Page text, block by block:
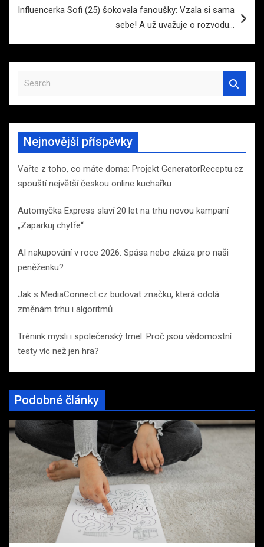
Influencerka Sofi (25) šokovala fanoušky: Vzala si sama
sebe! A už uvažuje o rozvodu…
a
r
h
Nejnovější příspěvky
Vařte z toho, co máte doma: Projekt GeneratorReceptu.cz
spouští největší českou online kuchařku
Automyčka Express slaví 20 let na trhu novou kampaní
„Zaparkuj chytře“
AI nakupování v roce 2026: Spása nebo zkáza pro naši
peněženku?
Jak s MediaConnect.cz budovat značku, která odolá
změnám trhu i algoritmů
Trénink mysli i společenský tmel: Proč jsou vědomostní
testy víc než jen hra?
Podobné články